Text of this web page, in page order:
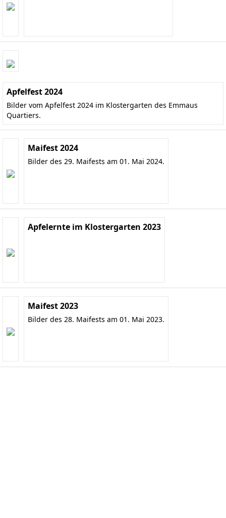
Apfelfest 2024
Bilder vom Apfelfest 2024 im Klostergarten des Emmaus
Quartiers.
Maifest 2024
Bilder des 29. Maifests am 01. Mai 2024.
Apfelernte im Klostergarten 2023
Maifest 2023
Bilder des 28. Maifests am 01. Mai 2023.